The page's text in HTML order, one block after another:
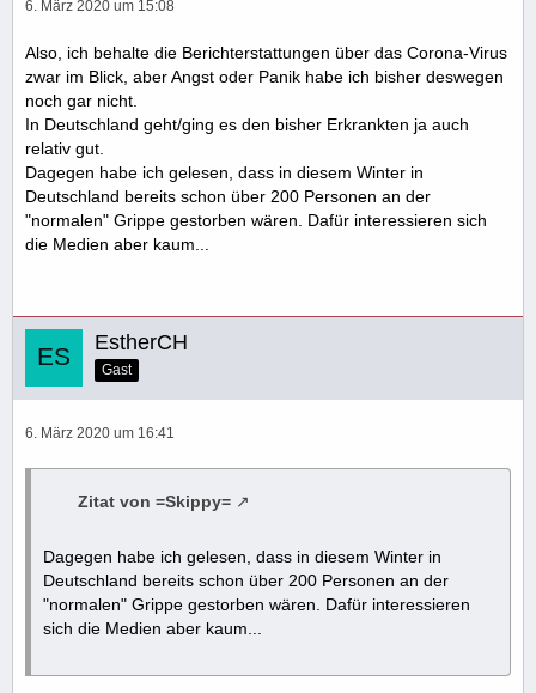
6. März 2020 um 15:08
Also, ich behalte die Berichterstattungen über das Corona-Virus
zwar im Blick, aber Angst oder Panik habe ich bisher deswegen
noch gar nicht.
In Deutschland geht/ging es den bisher Erkrankten ja auch
relativ gut.
Dagegen habe ich gelesen, dass in diesem Winter in
Deutschland bereits schon über 200 Personen an der
"normalen" Grippe gestorben wären. Dafür interessieren sich
die Medien aber kaum...
EstherCH
Gast
6. März 2020 um 16:41
Zitat von =Skippy=
Dagegen habe ich gelesen, dass in diesem Winter in
Deutschland bereits schon über 200 Personen an der
"normalen" Grippe gestorben wären. Dafür interessieren
sich die Medien aber kaum...